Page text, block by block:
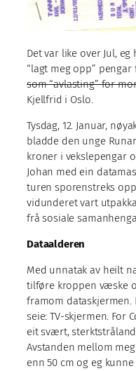
Det var like over Jul,
“lagt meg opp” pengar
som “avlasting” for
Kjellfrid i Oslo.
Tysdag, 12. Januar,
bladde den unge
kroner i vekslepengar
Johan med ein
turen sporenstreks
vidunderet vart
frå sosiale
Dataalderen
Med unnatak av heilt
tilføre kroppen væske
framom dataskjermen.
seie: TV-skjermen. For
eit svært,
Avstanden mellom
enn 50 cm og eg